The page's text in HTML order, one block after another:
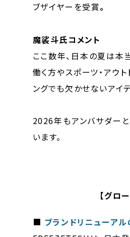
ブザイヤーを受賞。
魔裟斗氏コメント
ここ数年、日本の夏は本
働く方やスポーツ・アウ
ングでも欠かせないアイ
2026年もアンバサダー
います。
【グロ
■ ブランドリニューアル